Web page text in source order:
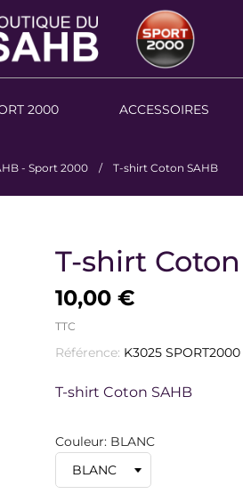
2000 ACCESSOIRES
- Sport 2000 T-shirt Coton SAHB
T-shirt
10,00 €
TTC
Référence: K3025
T-shirt Coton SAHB
Couleur: BLANC